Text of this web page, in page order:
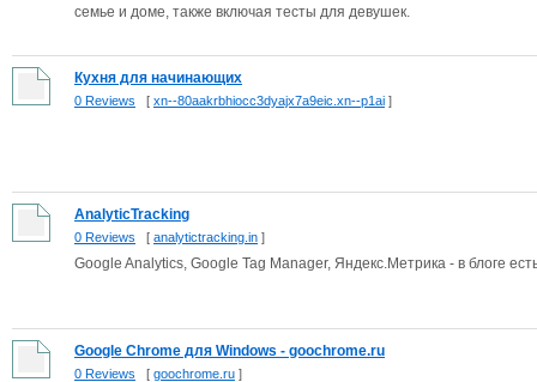
семье и доме, также включая тесты для девушек.
Кухня для начинающих
0 Reviews [ xn--80aakrbhiocc3dyajx7a9eic.xn--p1ai ]
AnalyticTracking
0 Reviews [ analytictracking.in ]
Google Analytics, Google Tag Manager, Яндекс.Метрика - в блоге
Google Chrome для Windows - goochrome.ru
0 Reviews [ goochrome.ru ]